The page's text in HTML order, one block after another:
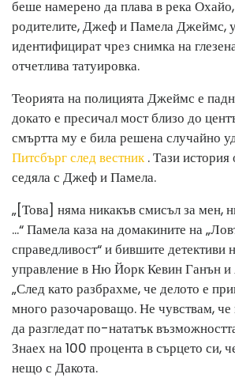
беше намерено да плава в река
родителите, Джеф и Памела Джеймс,
идентифицират чрез снимка на
отчетлива татуировка.
Теорията на полицията Джеймс е
докато е пресичал мост близо до
смъртта му е била решена случайно
Питсбърг след вестник. Тази история
седяла с Джеф и Памела.
„[Това] няма никакъв смисъл за мен,
...“ Памела каза на домакините на
справедливост“ и бившите детективи
управление в Ню Йорк Кевин Ганън
„След като разбрахме, че делото е
много разочароващо. Не чувствам, че
да разгледат по-нататък
Знаех на 100 процента в сърцето си,
нещо с Дакота.